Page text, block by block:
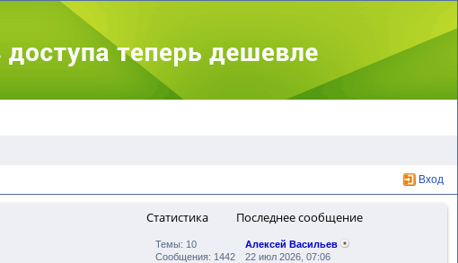
Вход
Статистика Последнее сообщение
Темы: 10
Сообщения: 1442
Алексей Васильев
22 июл 2026, 07:06